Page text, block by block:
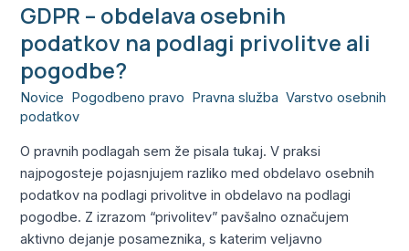
GDPR – obdelava osebnih
podatkov na podlagi privolitve ali
pogodbe?
Novice Pogodbeno pravo Pravna služba ,Varstvo osebnih
podatkov
O pravnih podlagah sem že pisala tukaj. V praksi
najpogosteje pojasnjujem razliko med obdelavo osebnih
podatkov na podlagi privolitve in obdelavo na podlagi
pogodbe. Z izrazom “privolitev” pavšalno označujem
aktivno dejanje posameznika, s katerim veljavno
GDPR
obdelava
osebnih
podatkov
na
podlagi
privolitve
pogodbe?